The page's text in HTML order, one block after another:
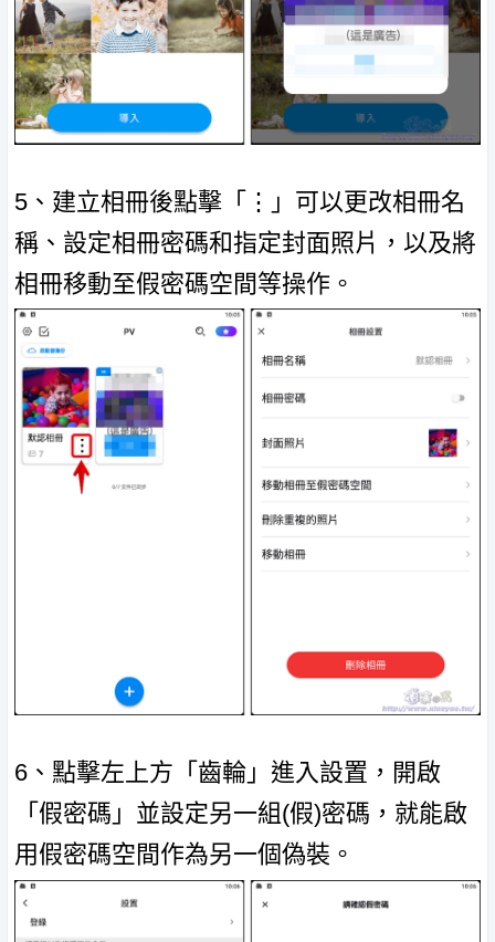
5、建立相冊後點擊「⋮」可以更改相冊名
稱、設定相冊密碼和指定封面照片，以及將
相冊移動至假密碼空間等操作。
6、點擊左上方「齒輪」進入設置，開啟
「假密碼」並設定另一組(假)密碼，就能啟
用假密碼空間作為另一個偽裝。